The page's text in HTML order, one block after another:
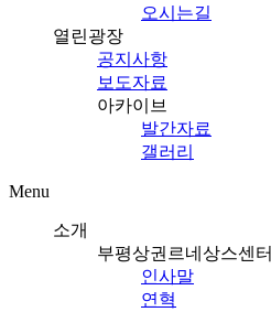
오시는길
열린광장
공지사항
보도자료
아카이브
발간자료
갤러리
Menu
소개
부평상권르네상스센터
인사말
연혁